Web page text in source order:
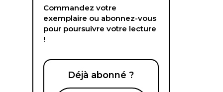
Commandez votre
exemplaire ou abonnez-vous
pour poursuivre votre lecture
!
Déjà abonné ?